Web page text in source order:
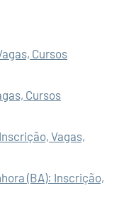
Cursos
Cursos
Vagas,
(BA): Inscrição,